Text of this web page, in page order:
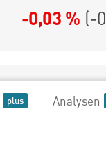
-0,03 % (-
Analysen